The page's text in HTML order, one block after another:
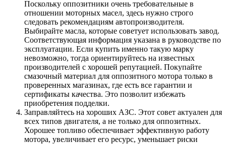
Поскольку оппозитники очень требовательные в
отношении моторных масел, здесь нужно строго
следовать рекомендациям автопроизводителя.
Выбирайте масла, которые советует использовать завод.
Соответствующая информация указана в руководстве по
эксплуатации. Если купить именно такую марку
невозможно, тогда ориентируйтесь на известных
производителей с хорошей репутацией. Покупайте
смазочный материал для оппозитного мотора только в
проверенных магазинах, где есть все гарантии и
сертификаты качества. Это позволит избежать
приобретения подделки.
Заправляйтесь на хороших АЗС. Этот совет актуален для
всех типов двигателя, а не только для оппозитных.
Хорошее топливо обеспечивает эффективную работу
мотора, увеличивает его ресурс, уменьшает риски